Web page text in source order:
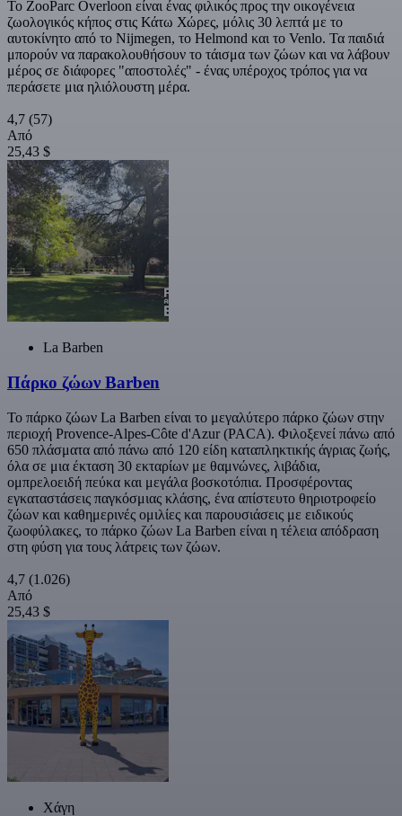
Το ZooParc Overloon είναι ένας φιλικός προς την οικογένεια
ζωολογικός κήπος στις Κάτω Χώρες, μόλις 30 λεπτά με το
αυτοκίνητο από το Nijmegen, το Helmond και το Venlo. Τα παιδιά
μπορούν να παρακολουθήσουν το τάισμα των ζώων και να λάβουν
μέρος σε διάφορες "αποστολές" - ένας υπέροχος τρόπος για να
περάσετε μια ηλιόλουστη μέρα.
4,7 (57)
Από
25,43 $
La Barben
Πάρκο ζώων Barben
Το πάρκο ζώων La Barben είναι το μεγαλύτερο πάρκο ζώων στην
περιοχή Provence-Alpes-Côte d'Azur (PACA). Φιλοξενεί πάνω από
650 πλάσματα από πάνω από 120 είδη καταπληκτικής άγριας ζωής,
όλα σε μια έκταση 30 εκταρίων με θαμνώνες, λιβάδια,
ομπρελοειδή πεύκα και μεγάλα βοσκοτόπια. Προσφέροντας
εγκαταστάσεις παγκόσμιας κλάσης, ένα απίστευτο θηριοτροφείο
ζώων και καθημερινές ομιλίες και παρουσιάσεις με ειδικούς
ζωοφύλακες, το πάρκο ζώων La Barben είναι η τέλεια απόδραση
στη φύση για τους λάτρεις των ζώων.
4,7 (1.026)
Από
25,43 $
Χάγη